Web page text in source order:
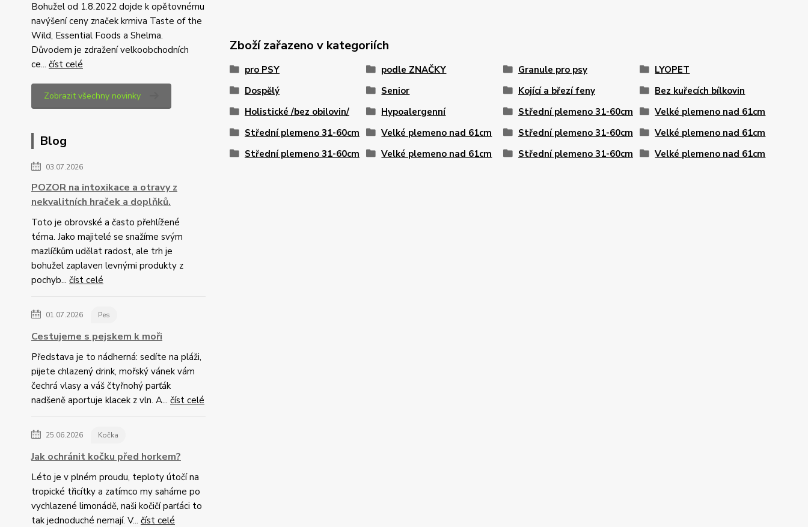
Bohužel od 1.8.2022 dojde k opětovnému
navýšení ceny značek krmiva Taste of the
Wild, Essential Foods a Shelma.
Důvodem je zdražení velkoobchodních
ce... číst celé
Zobrazit všechny novinky
Blog
03.07.2026
POZOR na intoxikace a otravy z
nekvalitních hraček a doplňků.
Toto je obrovské a často přehlížené
téma. Jako majitelé se snažíme svým
mazlíčkům udělat radost, ale trh je
bohužel zaplaven levnými produkty z
pochyb... číst celé
01.07.2026 Pes
Cestujeme s pejskem k moři
Představa je to nádherná: sedíte na pláži,
pijete chlazený drink, mořský vánek vám
čechrá vlasy a váš čtyřnohý parťák
nadšeně aportuje klacek z vln. A... číst celé
25.06.2026 Kočka
Jak ochránit kočku před horkem?
Léto je v plném proudu, teploty útočí na
tropické třicítky a zatímco my saháme po
vychlazené limonádě, naši kočičí parťáci to
tak jednoduché nemají. V... číst celé
Zboží zařazeno v kategoriích
pro PSY podle ZNAČKY Granule pro psy
LYOPET
Dospělý
Senior Kojící a březí feny
Bez kuřecích bílkovin
Holistické /bez obilovin/
Hypoalergenní Střední plemeno 31-60cm
Velké plemeno nad 61cm
Střední plemeno 31-60cm
Velké plemeno nad 61cm Střední plemeno 31-60cm
Velké plemeno nad 61cm
Střední plemeno 31-60cm
Velké plemeno nad 61cm Střední plemeno 31-60cm Velké plemeno nad 61cm